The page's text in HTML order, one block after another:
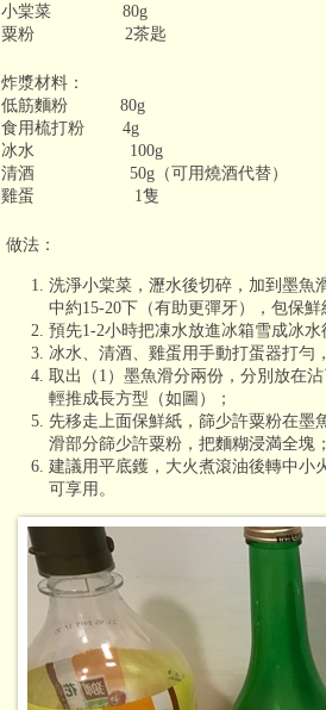
小棠菜 80g
粟粉 2茶匙
炸漿材料：
低筋麵粉 80g
食用梳打粉 4g
冰水 100g
清酒 50g（可用燒酒代替）
雞蛋 1隻
做法：
洗淨小棠菜，瀝水後切碎，加到墨魚
中約15-20下（有助更彈牙），包保鮮
預先1-2小時把凍水放進冰箱雪成冰水
冰水、清酒、雞蛋用手動打蛋器打勻
取出（1 ）墨魚滑分兩份，分別放在
輕推成長方型（如圖）；
先移走上面保鮮紙，篩少許粟粉在墨
滑部分篩少許粟粉，把麵糊浸満全塊
建議用平底鑊，大火煮滾油後轉中小
可享用。